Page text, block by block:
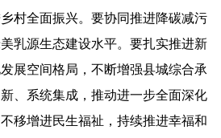
村全面振兴。要协同推进降碳减污
乳源生态建设水平。要扎实推进新
展空间格局，不断增强县城综合承
、系统集成，推动进一步全面深化
移增进民生福祉，持续推进幸福和